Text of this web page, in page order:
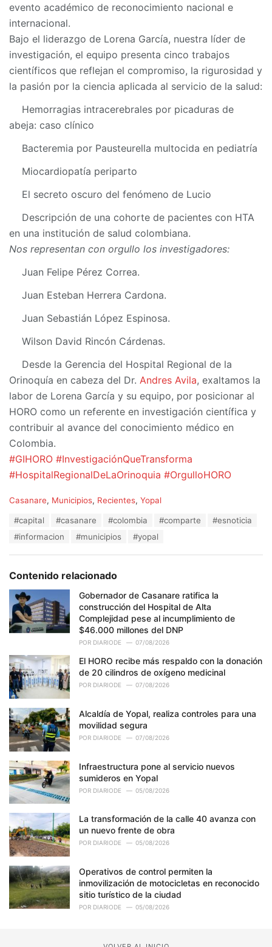
evento académico de reconocimiento nacional e
internacional.
Bajo el liderazgo de Lorena García, nuestra líder de
investigación, el equipo presenta cinco trabajos
científicos que reflejan el compromiso, la rigurosidad y
la pasión por la ciencia aplicada al servicio de la salud:
Hemorragias intracerebrales por picaduras de
abeja: caso clínico
Bacteremia por Pausteurella multocida en pediatría
Miocardiopatía periparto
El secreto oscuro del fenómeno de Lucio
Descripción de una cohorte de pacientes con HTA
en una institución de salud colombiana.
Nos representan con orgullo los investigadores:
Juan Felipe Pérez Correa.
Juan Esteban Herrera Cardona.
Juan Sebastián López Espinosa.
Wilson David Rincón Cárdenas.
Desde la Gerencia del Hospital Regional de la
Orinoquía en cabeza del Dr. Andres Avila, exaltamos la
labor de Lorena García y su equipo, por posicionar al
HORO como un referente en investigación científica y
contribuir al avance del conocimiento médico en
Colombia.
#GIHORO #InvestigaciónQueTransforma
#HospitalRegionalDeLaOrinoquia #OrgulloHORO
C
i
:
Casanare, Municipios, Recientes, Yopal
#capital #casanare #colombia #comparte
#esnoticia
#informacion
#municipios #yopal
Contenido relacionado
Gobernador de Casanare ratifica la
construcción del Hospital de Alta
Complejidad pese al incumplimiento de
$46.000 millones del DNP
POR DIARIODE 07/08/2026
El HORO recibe más respaldo con la donación
de 20 cilindros de oxígeno medicinal
POR DIARIODE 07/08/2026
Alcaldía de Yopal, realiza controles para una
movilidad segura
POR DIARIODE 07/08/2026
Infraestructura pone al servicio nuevos
sumideros en Yopal
POR DIARIODE 05/08/2026
La transformación de la calle 40 avanza con
un nuevo frente de obra
POR DIARIODE 05/08/2026
Operativos de control permiten la
inmovilización de motocicletas en reconocido
sitio turístico de la ciudad
POR DIARIODE 05/08/2026